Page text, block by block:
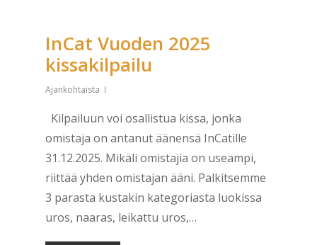
InCat Vuoden 2025
kissakilpailu
Ajankohtaista
Kilpailuun voi osallistua kissa, jonka
omistaja on antanut äänensä InCatille
31.12.2025. Mikäli omistajia on useampi,
riittää yhden omistajan ääni. Palkitsemme
3 parasta kustakin kategoriasta luokissa
uros, naaras, leikattu uros,…